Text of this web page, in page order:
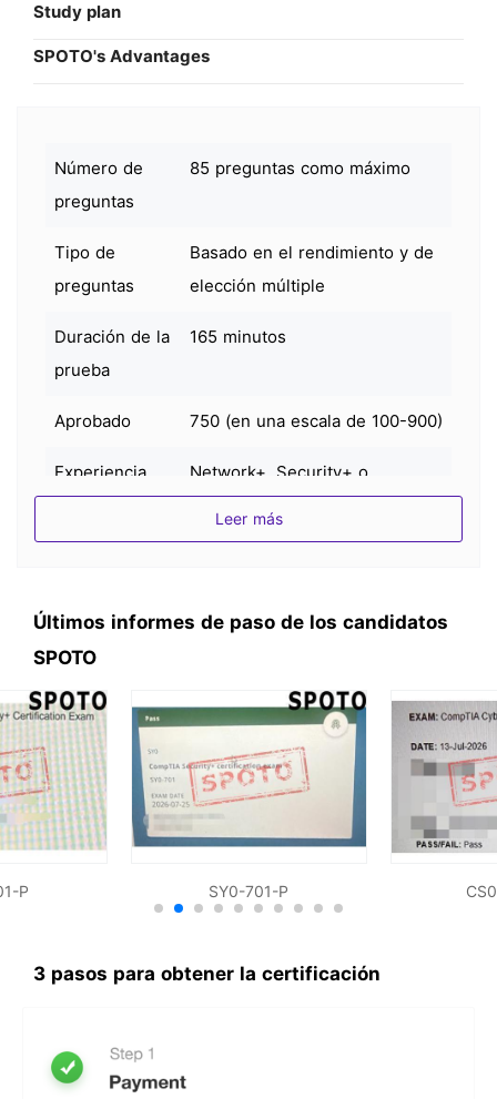
Study plan
SPOTO's Advantages
Número de
preguntas
85 preguntas como máximo
Tipo de
preguntas
Basado en el rendimiento y de
elección múltiple
Duración de la
prueba
165 minutos
Aprobado 750 (en una escala de 100-900)
Experiencia
Network+, Security+ o
Un mínimo de 3-4 años de
experiencia relacionada.
requisito previo, PenTest+ está
pensado para después de
CompTIA Security+ o
experiencia equivalente y tiene
un enfoque técnico y práctico.
Leer más
Últimos informes de paso de los candidatos
SPOTO
P SY0-701-P
3 pasos para obtener la certificación